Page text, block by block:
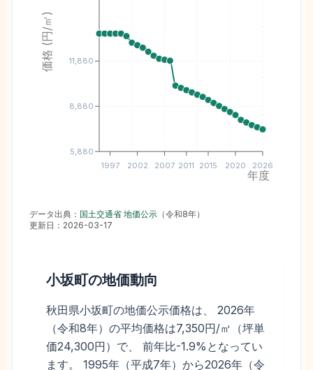
1997 2002 2007 2011 2015 2020 2026
年度
5,880
8,880
11,880
価格 (円/㎡)
データ出典： 国土交通省 地価公示 （令和8年）
更新日： 2026-03-17
小坂町の地価動向
秋田県小坂町の地価公示価格は、 2026年
（令和8年）の平均価格は7,350円/㎡（坪単
価24,300円）で、 前年比-1.9%となってい
ます。 1995年（平成7年）から2026年（令